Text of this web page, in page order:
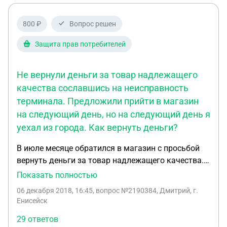
вернуть деньги? в магазине говорят что их
800 ₽ Вопрос решен
Защита прав потребителей
Не вернули деньги за товар надлежащего
качества сославшись на неисправность
терминала. Предложили прийти в магазин
на следующий день, но на следующий день я
уехал из города. Как вернуть деньги?
В июле месяце обратился в магазин с просьбой
вернуть деньги за товар надлежащего качества.
В данной просьбе мне было отказано, т.к., со слов
банковскими картами оказался неисправен. Мне
терминал будет работать. Но у меня не было
Показать полностью
06 декабря 2018, 16:45, вопрос №2190384, Дмитрий, г.
Енисейск
29 ответов